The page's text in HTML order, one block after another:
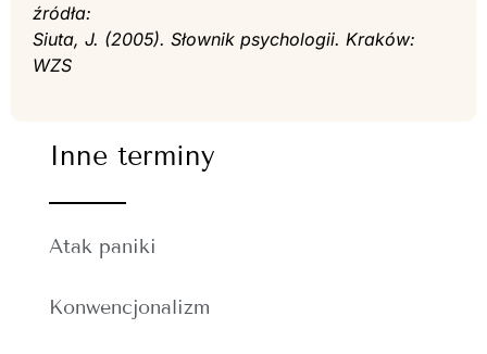
źródła:
Siuta, J. (2005). Słownik psychologii. Kraków:
WZS
Inne terminy
Atak paniki
Konwencjonalizm